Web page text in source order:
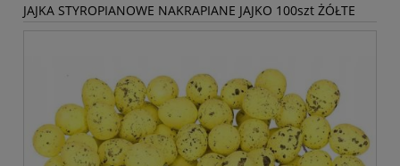
JAJKA STYROPIANOWE NAKRAPIANE JAJKO 100szt ŻÓŁTE